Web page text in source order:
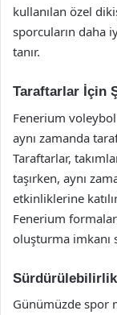
kullanılan özel
sporcuların daha
tanır.
Taraftarlar İçin
Fenerium
aynı zamanda
Taraftarlar,
taşırken, aynı
etkinliklerine
Fenerium
oluşturma imkanı
Sürdürülebilirlik
Günümüzde spor